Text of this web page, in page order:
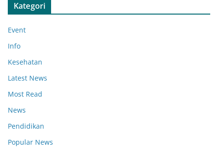
Kategori
Event
Info
Kesehatan
Latest News
Most Read
News
Pendidikan
Popular News